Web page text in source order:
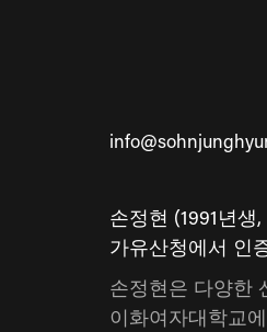
손정현 (1991년
가유산청에서 인
손정현은 다양한
이화여자대학교